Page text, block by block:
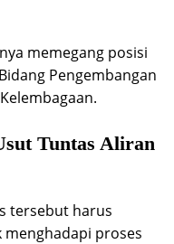
memegang posisi
Pengembangan
Tuntas Aliran
tersebut harus
proses